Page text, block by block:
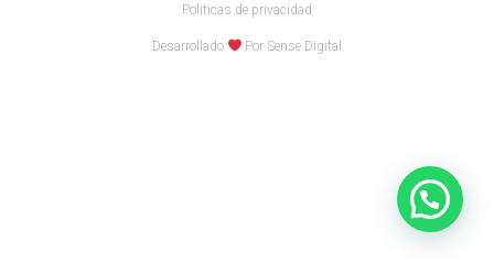
Politicas de privacidad
Desarrollado Por Sense Digital